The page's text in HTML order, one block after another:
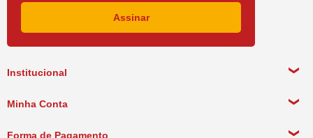
Institucional
Minha Conta
Forma de Pagamento